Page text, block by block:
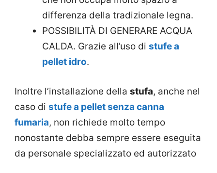
differenza della tradizionale legna.
POSSIBILITÀ DI GENERARE ACQUA
CALDA. Grazie all’uso di stufe a
pellet idro.
Inoltre l’installazione della stufa, anche nel
caso di stufe a pellet senza canna
fumaria, non richiede molto tempo
nonostante debba sempre essere eseguita
da personale specializzato ed autorizzato